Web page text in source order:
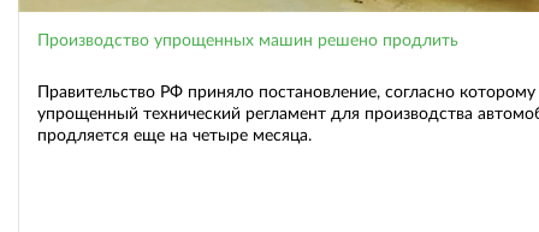
Производство упрощенных машин решено продлить
Правительство РФ приняло постановление, согласно которому
упрощенный технический регламент для производства
продляется еще на четыре месяца.